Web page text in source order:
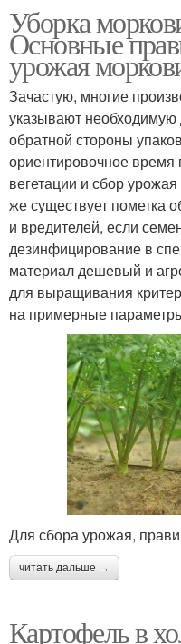
Уборка
Основные
урожая
Зачастую, многие
указывают
обратной стороны
ориентировочное время
вегетации и сбор
же существует пометка
и вредителей, если
дезинфицирование в
материал дешевый и
для выращивания
на примерные
Для сбора урожая,
читать дальше →
Картофель в